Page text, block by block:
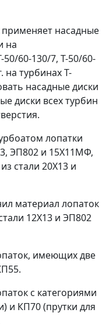
насадные
на
60-130/7, Т-50/60-
на турбинах T-
насадные диски
диски всех турбин
лопатки
ЭП802 и 15Х11МФ,
стали 20Х13 и
материал лопаток
12Х13 и ЭП802
имеющих две
с категориями
и КП70 (прутки для